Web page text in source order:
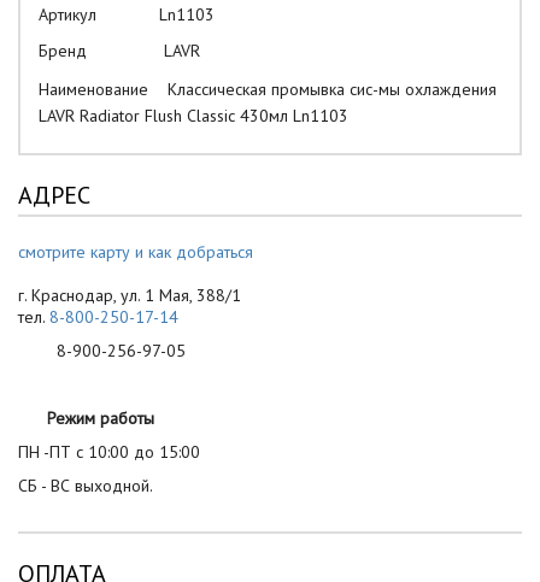
Артикул Ln1103
Бренд LAVR
Наименование Классическая промывка сис-мы охлаждения
LAVR Radiator Flush Classic 430мл Ln1103
АДРЕС
смотрите карту и как добраться
г. Краснодар, ул. 1 Мая, 388/1
тел. 8-800-250-17-14
8-900-256-97-05
Режим работы
ПН -ПТ с 10:00 до 15:00
СБ - ВС выходной.
ОПЛАТА